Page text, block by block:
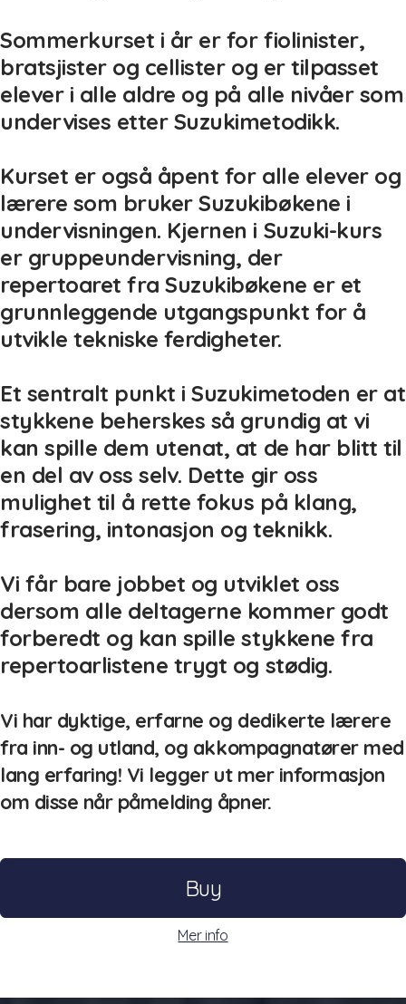
Sommerkurset i år er for fiolinister,
bratsjister og cellister og er tilpasset
elever i alle aldre og på alle nivåer som
undervises etter Suzukimetodikk.
Kurset er også åpent for alle elever og
lærere som bruker Suzukibøkene i
undervisningen. Kjernen i Suzuki-kurs
er gruppeundervisning, der
repertoaret fra Suzukibøkene er et
grunnleggende utgangspunkt for å
utvikle tekniske ferdigheter.
Et sentralt punkt i Suzukimetoden er at
stykkene beherskes så grundig at vi
kan spille dem utenat, at de har blitt til
en del av oss selv. Dette gir oss
mulighet til å rette fokus på klang,
frasering, intonasjon og teknikk.
Vi får bare jobbet og utviklet oss
dersom alle deltagerne kommer godt
forberedt og kan spille stykkene fra
repertoarlistene trygt og stødig.
Vi har dyktige, erfarne og dedikerte lærere
fra inn- og utland, og akkompagnatører med
lang erfaring! Vi legger ut mer informasjon
om disse når påmelding åpner.
Buy
Mer info